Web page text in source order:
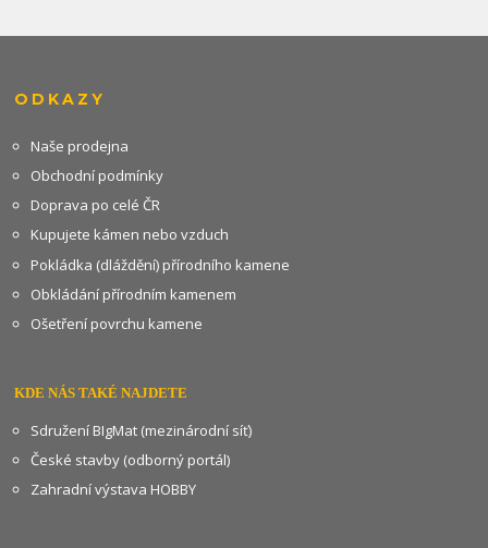
ODKAZY
Naše prodejna
Obchodní podmínky
Doprava po celé ČR
Kupujete kámen nebo vzduch
Pokládka (dláždění) přírodního kamene
Obkládání přírodním kamenem
Ošetření povrchu kamene
KDE NÁS TAKÉ NAJDETE
Sdružení BIgMat (mezinárodní síť)
České stavby (odborný portál)
Zahradní výstava HOBBY